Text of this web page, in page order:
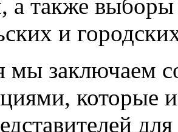
а также
и
мы заключаем
которые